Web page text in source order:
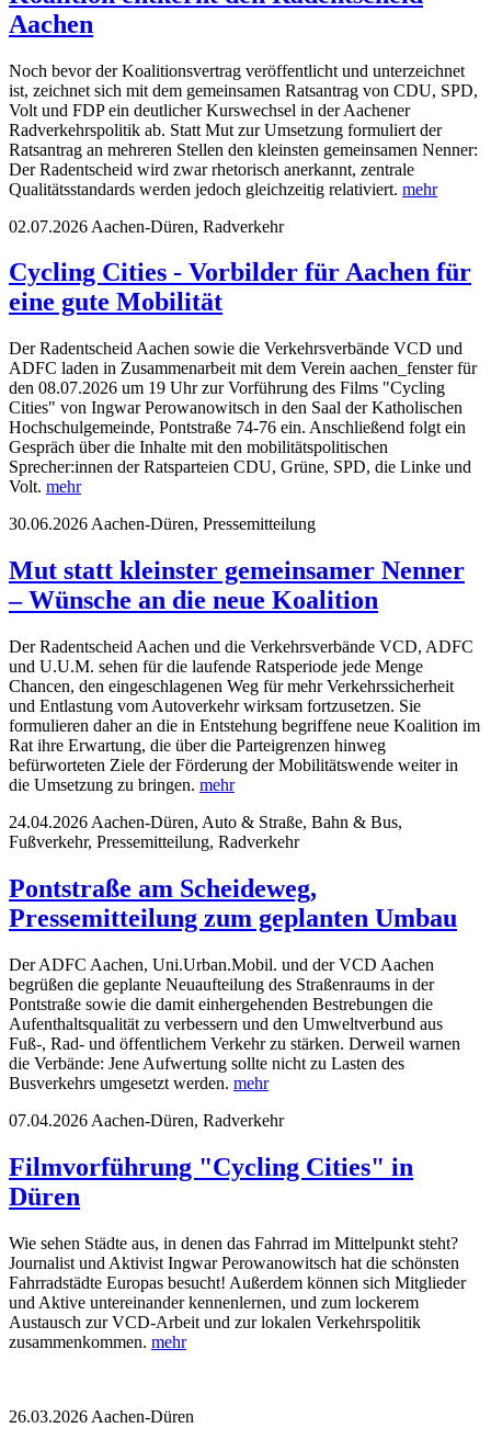
Aachen
Noch bevor der Koalitionsvertrag veröffentlicht und unterzeichnet
ist, zeichnet sich mit dem gemeinsamen Ratsantrag von CDU, SPD,
Volt und FDP ein deutlicher Kurswechsel in der Aachener
Radverkehrspolitik ab. Statt Mut zur Umsetzung formuliert der
Ratsantrag an mehreren Stellen den kleinsten gemeinsamen Nenner:
Der Radentscheid wird zwar rhetorisch anerkannt, zentrale
Qualitätsstandards werden jedoch gleichzeitig relativiert. mehr
02.07.2026 Aachen-Düren, Radverkehr
Cycling Cities - Vorbilder für Aachen für
eine gute Mobilität
Der Radentscheid Aachen sowie die Verkehrsverbände VCD und
ADFC laden in Zusammenarbeit mit dem Verein aachen_fenster für
den 08.07.2026 um 19 Uhr zur Vorführung des Films "Cycling
Cities" von Ingwar Perowanowitsch in den Saal der Katholischen
Hochschulgemeinde, Pontstraße 74-76 ein. Anschließend folgt ein
Gespräch über die Inhalte mit den mobilitätspolitischen
Sprecher:innen der Ratsparteien CDU, Grüne, SPD, die Linke und
Volt. mehr
30.06.2026 Aachen-Düren, Pressemitteilung
Mut statt kleinster gemeinsamer Nenner
– Wünsche an die neue Koalition
Der Radentscheid Aachen und die Verkehrsverbände VCD, ADFC
und U.U.M. sehen für die laufende Ratsperiode jede Menge
Chancen, den eingeschlagenen Weg für mehr Verkehrssicherheit
und Entlastung vom Autoverkehr wirksam fortzusetzen. Sie
formulieren daher an die in Entstehung begriffene neue Koalition im
Rat ihre Erwartung, die über die Parteigrenzen hinweg
befürworteten Ziele der Förderung der Mobilitätswende weiter in
die Umsetzung zu bringen. mehr
24.04.2026 Aachen-Düren, Auto & Straße, Bahn & Bus,
Fußverkehr, Pressemitteilung, Radverkehr
Pontstraße am Scheideweg,
Pressemitteilung zum geplanten Umbau
Der ADFC Aachen, Uni.Urban.Mobil. und der VCD Aachen
begrüßen die geplante Neuaufteilung des Straßenraums in der
Pontstraße sowie die damit einhergehenden Bestrebungen die
Aufenthaltsqualität zu verbessern und den Umweltverbund aus
Fuß-, Rad- und öffentlichem Verkehr zu stärken. Derweil warnen
die Verbände: Jene Aufwertung sollte nicht zu Lasten des
Busverkehrs umgesetzt werden. mehr
07.04.2026 Aachen-Düren, Radverkehr
Filmvorführung "Cycling Cities" in
Düren
Wie sehen Städte aus, in denen das Fahrrad im Mittelpunkt steht?
Journalist und Aktivist Ingwar Perowanowitsch hat die schönsten
Fahrradstädte Europas besucht! Außerdem können sich Mitglieder
und Aktive untereinander kennenlernen, und zum lockerem
Austausch zur VCD-Arbeit und zur lokalen Verkehrspolitik
zusammenkommen. mehr
26.03.2026 Aachen-Düren